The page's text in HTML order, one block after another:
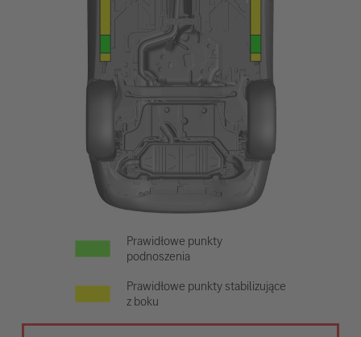
Prawidłowe punkty
podnoszenia
Prawidłowe punkty stabilizujące
z boku